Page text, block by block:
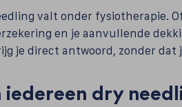
valt onder fysiotherapie.
en je aanvullende
je direct antwoord, zonder dat
iedereen dry